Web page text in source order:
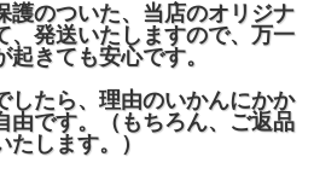
護のついた、当店のオリジナ
、発送いたしますので、万一
きても安心です。
したら、理由のいかんにかか
由です。（もちろん、ご返品
します。）